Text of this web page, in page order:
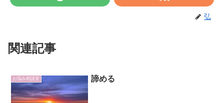
弘
関連記事
お悩み相談室 諦める